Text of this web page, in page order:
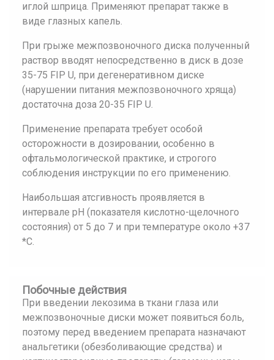
иглой шприца. Применяют препарат также в
виде глазных капель.
При грыже межпозвоночного диска полученный
раствор вводят непосредственно в диск в дозе
35-75 FIP U, при дегенеративном диске
(нарушении питания межпозвоночного хряща)
достаточна доза 20-35 FIP U.
Применение препарата требует особой
осторожности в дозировании, особенно в
офтальмологической практике, и строгого
соблюдения инструкции по его применению.
Наибольшая атсгивность проявляется в
интервале рН (показателя кислотно-щелочного
состояния) от 5 до 7 и при температуре около +37
*С.
Побочные действия
При введении лекозима в ткани глаза или
межпозвоночные диски может появиться боль,
поэтому перед введением препарата назначают
анальгетики (обезболивающие средства) и